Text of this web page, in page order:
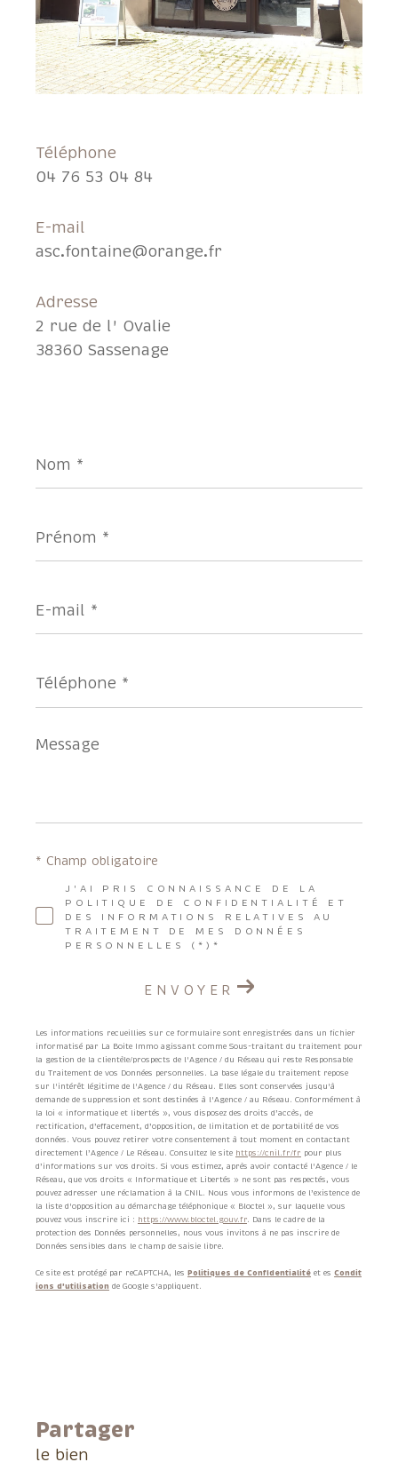
Téléphone
04 76 53 04 84
E-mail
asc.fontaine@orange.fr
Adresse
2 rue de l' Ovalie
38360 Sassenage
*
*
mail
*
*
Message
J'AI PRIS CONNAISSANCE DE LA
POLITIQUE DE CONFIDENTIALITÉ ET
DES INFORMATIONS RELATIVES AU
TRAITEMENT DE MES DONNÉES
PERSONNELLES (*)*
* Champ obligatoire
ENVOYER
Les informations recueillies sur ce formulaire sont enregistrées dans un fichier
informatisé par La Boite Immo agissant comme Sous-traitant du traitement pour
la gestion de la clientèle/prospects de l'Agence / du Réseau qui reste Responsable
du Traitement de vos Données personnelles. La base légale du traitement repose
sur l'intérêt légitime de l'Agence / du Réseau. Elles sont conservées jusqu'à
demande de suppression et sont destinées à l'Agence / au Réseau. Conformément à
la loi « informatique et libertés », vous disposez des droits d’accès, de
rectification, d’effacement, d’opposition, de limitation et de portabilité de vos
données. Vous pouvez retirer votre consentement à tout moment en contactant
directement l’Agence / Le Réseau. Consultez le site https://cnil.fr/fr pour plus
d’informations sur vos droits. Si vous estimez, après avoir contacté l'Agence / le
Réseau, que vos droits « Informatique et Libertés » ne sont pas respectés, vous
pouvez adresser une réclamation à la CNIL. Nous vous informons de l’existence de
la liste d'opposition au démarchage téléphonique « Bloctel », sur laquelle vous
pouvez vous inscrire ici : https://www.bloctel.gouv.fr. Dans le cadre de la
protection des Données personnelles, nous vous invitons à ne pas inscrire de
Données sensibles dans le champ de saisie libre.
Ce site est protégé par reCAPTCHA, les Politiques de Confidentialité et es Condit
ions d'utilisation de Google s'appliquent.
partager
le bien